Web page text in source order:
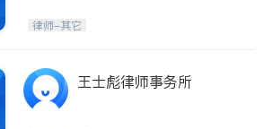
San Bernardino
律师-其它
王士彪律师事务所